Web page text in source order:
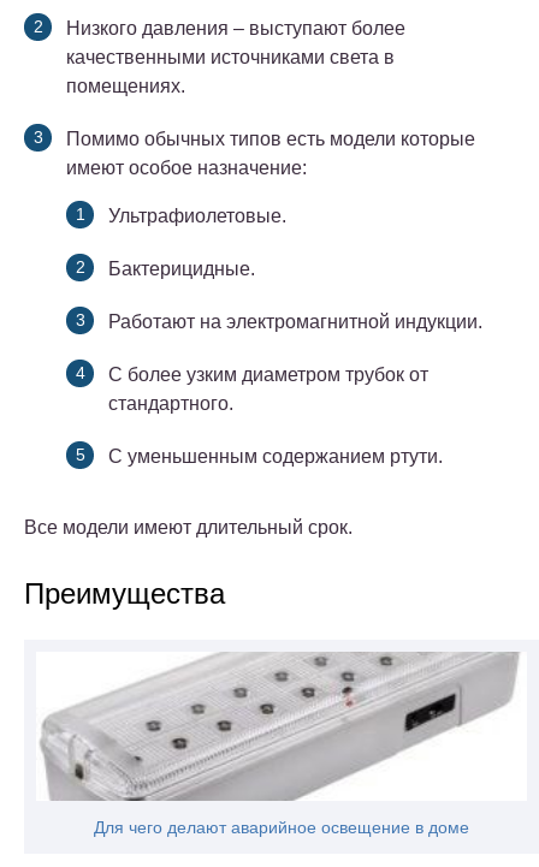
Низкого давления – выступают более
качественными источниками света в
помещениях.
Помимо обычных типов есть модели которые
имеют особое назначение:
Ультрафиолетовые.
Бактерицидные.
Работают на электромагнитной индукции.
С более узким диаметром трубок от
стандартного.
С уменьшенным содержанием ртути.
Все модели имеют длительный срок.
Преимущества
Для чего делают аварийное освещение в доме